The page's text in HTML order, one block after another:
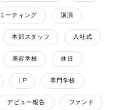
ミーティング 講演
本部スタッフ 入社式
美容学校 休日
LP 専門学校
デビュー報告 ファンド